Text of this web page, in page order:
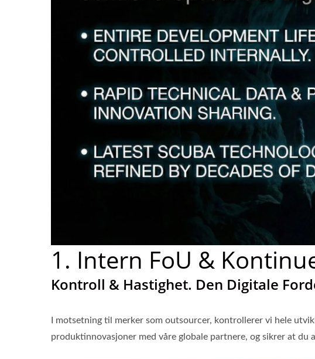
1. Intern FoU &
Kontroll & Hastighet. Den Digitale
I motsetning til merker som outsourcer, kontrollerer vi hele
produktinnovasjoner med våre globale partnere, og sikrer at